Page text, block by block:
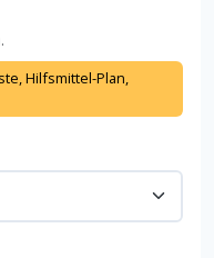
Hilfsmittel-Plan,